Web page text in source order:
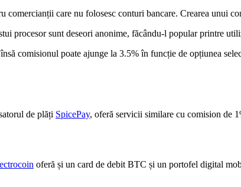
comercianții care nu folosesc conturi bancare. Crearea unui
procesor sunt deseori anonime, făcându-l popular printre
comisionul poate ajunge la 3.5% în funcție de opțiunea
de plăți SpicePay, oferă servicii similare cu comision de
oferă și un card de debit BTC și un portofel digital